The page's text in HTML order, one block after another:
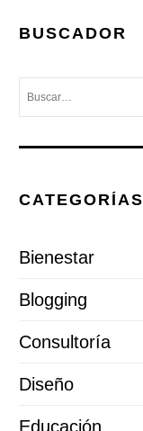
BUSCADOR
CATEGORÍAS
Bienestar
Blogging
Consultoría
Diseño
Educación